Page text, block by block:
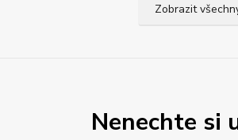
Zobrazit
Nenechte si